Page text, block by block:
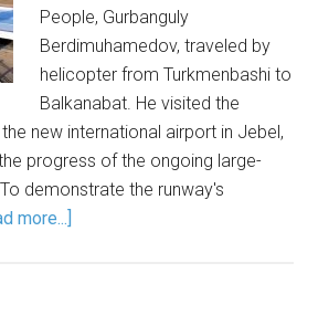
People, Gurbanguly
Berdimuhamedov, traveled by
helicopter from Turkmenbashi to
Balkanabat. He visited the
new international airport in Jebel,
progress of the ongoing large-
demonstrate the runway's
more...]